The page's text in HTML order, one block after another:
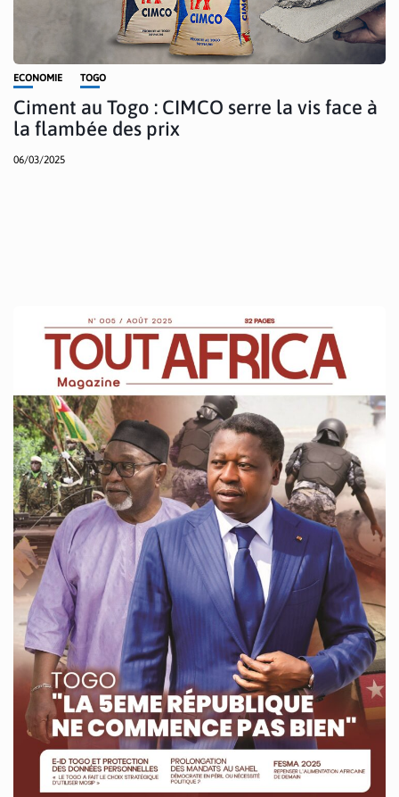
ECONOMIE TOGO
Ciment au Togo : CIMCO serre la vis face à
la flambée des prix
06/03/2025